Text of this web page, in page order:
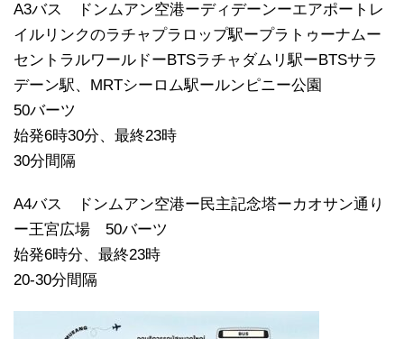
A3バス ドンムアン空港ーディデーンーエアポートレ
イルリンクのラチャプラロップ駅ープラトゥーナムー
セントラルワールドーBTSラチャダムリ駅ーBTSサラ
デーン駅、MRTシーロム駅ールンピニー公園
50バーツ
始発6時30分、最終23時
30分間隔
A4バス ドンムアン空港ー民主記念塔ーカオサン通り
ー王宮広場 50バーツ
始発6時分、最終23時
20-30分間隔